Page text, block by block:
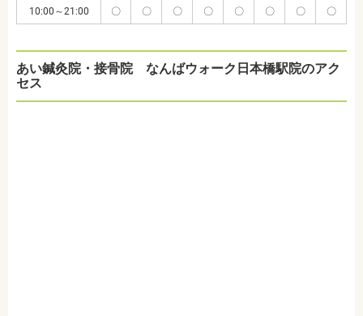
10:00～21:00 〇 〇 〇 〇 〇 〇 〇 〇
あい鍼灸院・接骨院 なんばウォーク日本橋駅院のアク
セス